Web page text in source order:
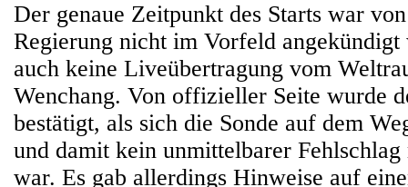
Der genaue Zeitpunkt des Starts war
Regierung nicht im Vorfeld angekündigt
auch keine Liveübertragung vom
Wenchang. Von offizieller Seite wurde
bestätigt, als sich die Sonde auf dem
und damit kein unmittelbarer
war. Es gab allerdings Hinweise auf